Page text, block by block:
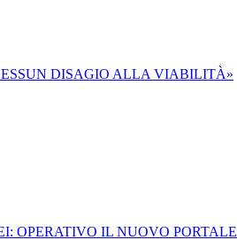
DISAGIO ALLA VIABILITÀ»
OPERATIVO IL NUOVO PORTALE